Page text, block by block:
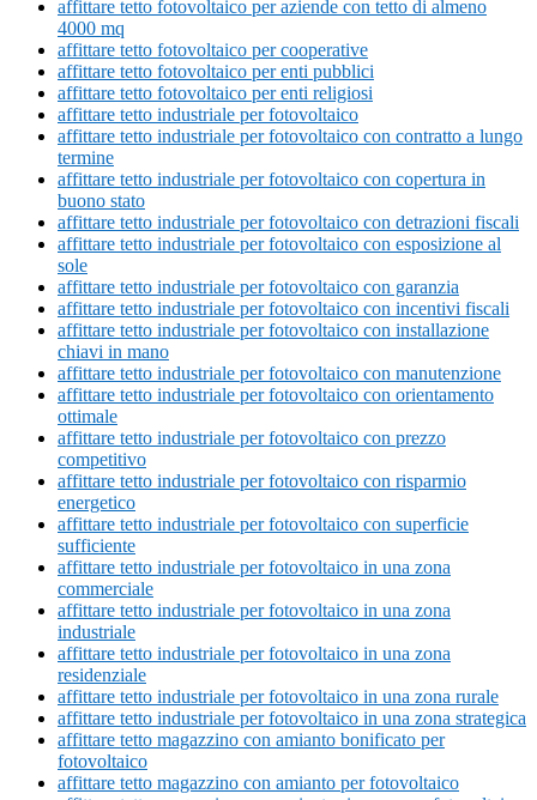
affittare tetto fotovoltaico per aziende con tetto di almeno
4000 mq
affittare tetto fotovoltaico per cooperative
affittare tetto fotovoltaico per enti pubblici
affittare tetto fotovoltaico per enti religiosi
affittare tetto industriale per fotovoltaico
affittare tetto industriale per fotovoltaico con contratto a lungo
termine
affittare tetto industriale per fotovoltaico con copertura in
buono stato
affittare tetto industriale per fotovoltaico con detrazioni fiscali
affittare tetto industriale per fotovoltaico con esposizione al
sole
affittare tetto industriale per fotovoltaico con garanzia
affittare tetto industriale per fotovoltaico con incentivi fiscali
affittare tetto industriale per fotovoltaico con installazione
chiavi in mano
affittare tetto industriale per fotovoltaico con manutenzione
affittare tetto industriale per fotovoltaico con orientamento
ottimale
affittare tetto industriale per fotovoltaico con prezzo
competitivo
affittare tetto industriale per fotovoltaico con risparmio
energetico
affittare tetto industriale per fotovoltaico con superficie
sufficiente
affittare tetto industriale per fotovoltaico in una zona
commerciale
affittare tetto industriale per fotovoltaico in una zona
industriale
affittare tetto industriale per fotovoltaico in una zona
residenziale
affittare tetto industriale per fotovoltaico in una zona rurale
affittare tetto industriale per fotovoltaico in una zona strategica
affittare tetto magazzino con amianto bonificato per
fotovoltaico
affittare tetto magazzino con amianto per fotovoltaico